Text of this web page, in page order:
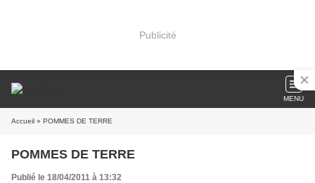
Publicité
MENU
Accueil » POMMES DE TERRE
POMMES DE TERRE
Publié le 18/04/2011 à 13:32